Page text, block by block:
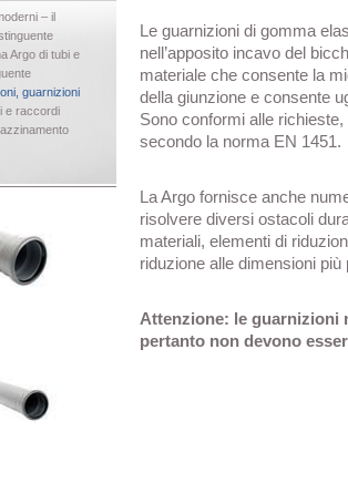
– il
Argo di tubi e
guarnizioni
e raccordi
Le guarnizioni di gomma
nell’apposito incavo del
materiale che consente la
della giunzione e consente
Sono conformi alle
secondo la norma EN 1451.
La Argo fornisce anche
risolvere diversi ostacoli
materiali, elementi di
riduzione alle dimensioni
Attenzione: le guarnizioni
pertanto non devono